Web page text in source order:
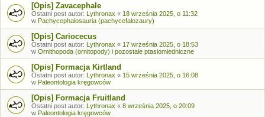
[Opis] Zavacephale
Ostatni post autor: Lythronax « 18 września 2025, o 11:32
w Pachycephalosauria (pachycefalozaury)
[Opis] Cariocecus
Ostatni post autor: Lythronax « 17 września 2025, o 18:53
w Ornithopoda (ornitopody) i pozostałe ptasiomiedniczne
[Opis] Formacja Kirtland
Ostatni post autor: Lythronax « 15 września 2025, o 16:08
w Paleontologia kręgowców
[Opis] Formacja Fruitland
Ostatni post autor: Lythronax « 8 września 2025, o 20:09
w Paleontologia kręgowców